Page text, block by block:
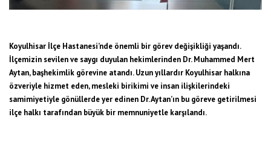
Koyulhisar İlçe Hastanesi’nde önemli bir görev değişikliği yaşandı.
İlçemizin sevilen ve saygı duyulan hekimlerinden Dr. Muhammed Mert
Aytan, başhekimlik görevine atandı. Uzun yıllardır Koyulhisar halkına
özveriyle hizmet eden, mesleki birikimi ve insan ilişkilerindeki
samimiyetiyle gönüllerde yer edinen Dr. Aytan’ın bu göreve getirilmesi
ilçe halkı tarafından büyük bir memnuniyetle karşılandı.